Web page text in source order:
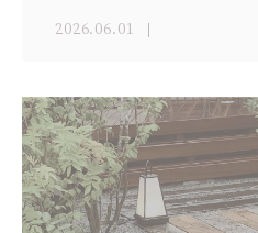
2026.06.01